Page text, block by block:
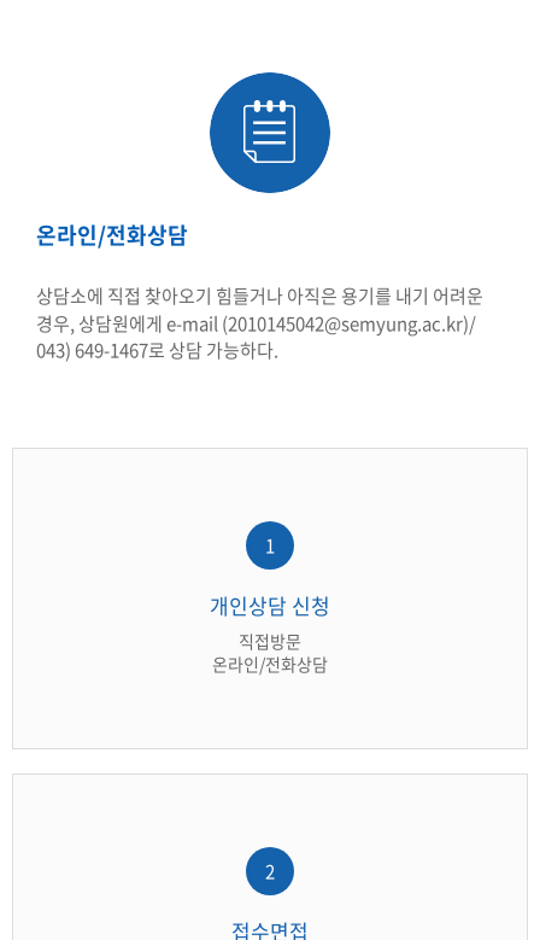
온라인/전화상담
상담소에 직접 찾아오기 힘들거나 아직은 용기를 내기 어려운
경우, 상담원에게 e-mail (2010145042@semyung.ac.kr)/
043) 649-1467로 상담 가능하다.
1
개인상담 신청
직접방문
온라인/전화상담
2
접수면접